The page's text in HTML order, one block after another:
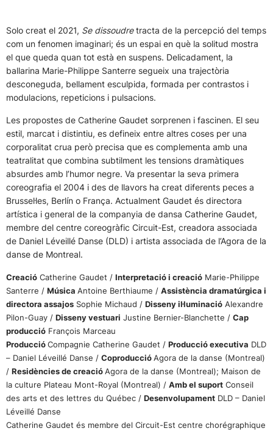
Solo creat el 2021, Se dissoudretracta de la percepció del temps
com un fenomen imaginari; és un espai en què la solitud mostra
el que queda quan tot està en suspens. Delicadament, la
ballarina Marie-Philippe Santerre segueix una trajectòria
desconeguda, bellament esculpida, formada per contrastos i
modulacions, repeticions i pulsacions.
Les propostes de Catherine Gaudet sorprenen i fascinen. El seu
estil, marcat i distintiu, es defineix entre altres coses per una
corporalitat crua però precisa que es complementa amb una
teatralitat que combina subtilment les tensions dramàtiques
absurdes amb l’humor negre. Va presentar la seva primera
coreografia el 2004 i des de llavors ha creat diferents peces a
Brussel·les, Berlín o França. Actualment Gaudet és directora
artística i general de la companyia de dansa Catherine Gaudet,
membre del centre coreogràfic Circuit-Est, creadora associada
de Daniel Léveillé Danse (DLD) i artista associada de l’Agora de la
danse de Montreal.
Creació Catherine Gaudet / Interpretació i creació Marie-Philippe
Santerre / Música Antoine Berthiaume / Assistència dramatúrgica i
directora assajos Sophie Michaud / Disseny il·luminació Alexandre
Pilon-Guay / Disseny vestuari Justine Bernier-Blanchette / Cap
producció François Marceau
ProduccióCompagnie Catherine Gaudet / Producció executiva DLD
– Daniel Léveillé Danse / CoproduccióAgora de la danse (Montreal)
/ Residències de creacióAgora de la danse (Montreal); Maison de
la culture Plateau Mont-Royal (Montreal) / Amb el suport Conseil
des arts et des lettres du Québec / Desenvolupament DLD – Daniel
Léveillé Danse
Catherine Gaudet és membre del Circuit-Est centre chorégraphique